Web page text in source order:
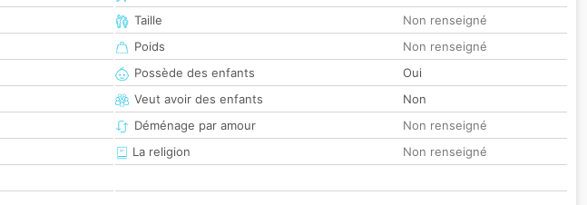
Taille
Non renseigné
Poids
Non renseigné
Possède des enfants
Oui
Veut avoir des enfants
Non
Déménage par amour
Non renseigné
La religion
Non renseigné